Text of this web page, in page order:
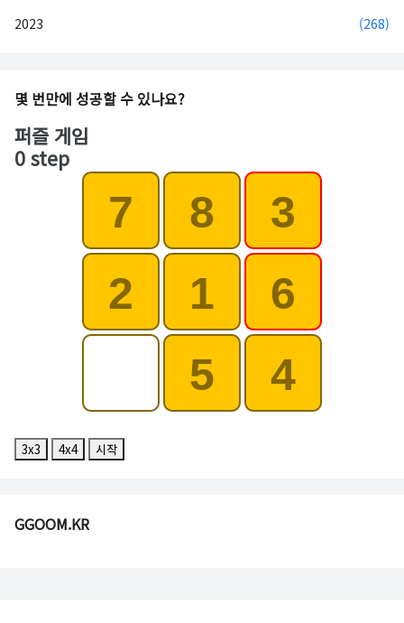
2023 (268)
몇 번만에 성공할 수 있나요?
퍼즐 게임
0 step
7 8
3
2
1
6
5
4
3x3 4x4 시작
GGOOM.KR